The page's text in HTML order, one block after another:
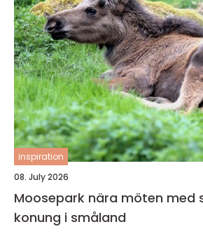
inspiration
08. July 2026
Moosepark nära möten med skogens
konung i småland